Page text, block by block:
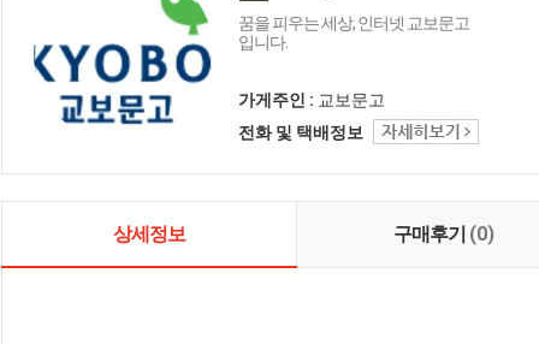
꿈을 피우는 세상, 인터넷 교보문고
입니다.
가게주인 : 교보문고
전화 및 택배정보
상세정보 구매후기 (0)